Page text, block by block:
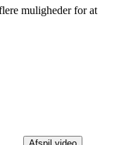
muligheder for at